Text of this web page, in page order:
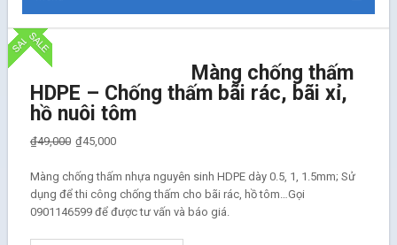
Màng chống thấm
HDPE – Chống thấm bãi rác, bãi xỉ,
hồ nuôi tôm
₫49,000 ₫45,000
Màng chống thấm nhựa nguyên sinh HDPE dày 0.5, 1, 1.5mm; Sử
dụng để thi công chống thấm cho bãi rác, hồ tôm…Gọi
0901146599 để được tư vấn và báo giá.